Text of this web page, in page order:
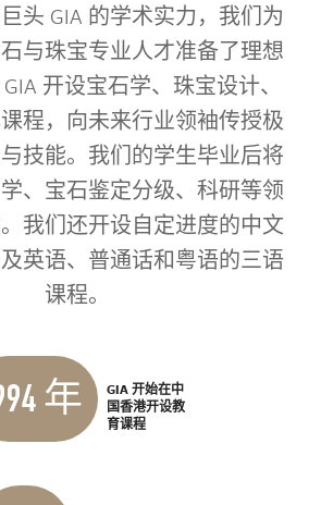
头 GIA 的学术实力，我们为
与珠宝专业人才准备了理想
开设宝石学、珠宝设计、
程，向未来行业领袖传授极
技能。我们的学生毕业后将
、宝石鉴定分级、科研等领
我们还开设自定进度的中文
英语、普通话和粤语的三语
课程。
年
GIA 开始在中
国香港开设教
育课程